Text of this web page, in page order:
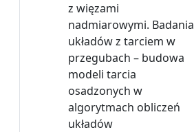
z więzami
nadmiarowymi. Badania
układów z tarciem w
przegubach – budowa
modeli tarcia
osadzonych w
algorytmach obliczeń
układów